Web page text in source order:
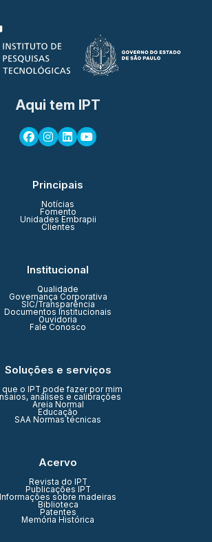
Aqui tem IPT
Principais
Notícias
Fomento
Unidades Embrapii
Clientes
Institucional
Qualidade
Governança Corporativa
SIC/Transparência
Documentos Institucionais
Ouvidoria
Fale Conosco
Soluções e serviços
que o IPT pode fazer por mim
análises e calibrações
Areia Normal
Educação
SAA Normas técnicas
Acervo
Revista do IPT
Publicações IPT
Informações sobre madeiras
Biblioteca
Patentes
Memória Histórica